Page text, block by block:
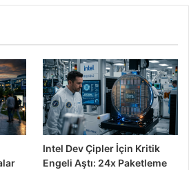
Intel Dev Çipler İçin Kritik
Engeli Aştı: 24x Paketleme